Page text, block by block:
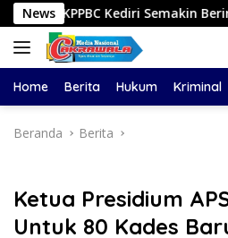
Langsung
ke
konten
News
Kediri Semakin Berintegritas
Home Berita Hukum Kriminal
Beranda Berita
Ketua Presidium
Untuk 80 Kades